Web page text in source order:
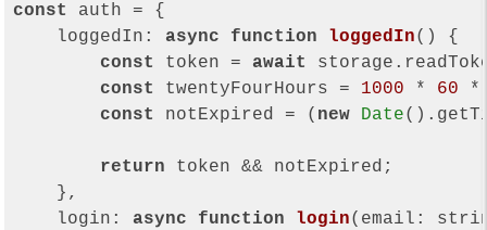
const
auth = {
loggedIn : async function loggedIn( ) {
const
token = await
const
twentyFourHours = 1000 * 60
const
notExpired = ( new Date
return token && notExpired;
    },
login : async function login( email: